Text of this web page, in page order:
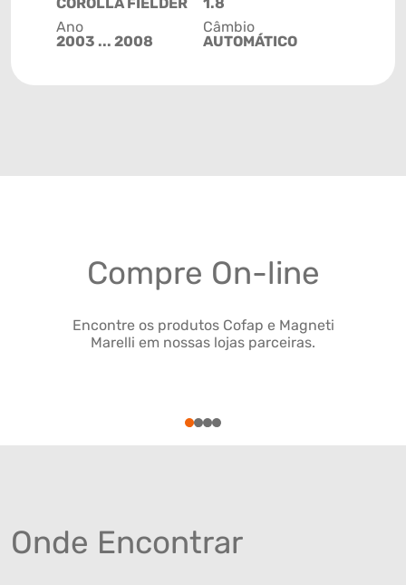
COROLLA FIELDER
Ano
2003 ... 2008
1.8
Câmbio
AUTOMÁTICO
Compre On-line
Encontre os produtos Cofap e Magneti
Marelli em nossas lojas parceiras.
1234
Onde Encontrar